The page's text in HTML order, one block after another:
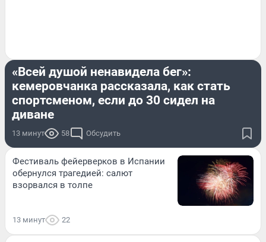
«Всей душой ненавидела бег»:
кемеровчанка рассказала, как стать
спортсменом, если до 30 сидел на
диване
13 минут 58 Обсудить
Фестиваль фейерверков в Испании
обернулся трагедией: салют
взорвался в толпе
13 минут 22